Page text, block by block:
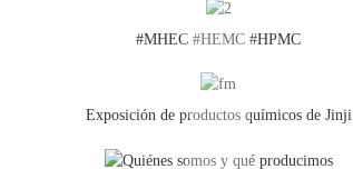
#MHEC #HEMC #HPMC
Exposición de productos químicos de Jinji